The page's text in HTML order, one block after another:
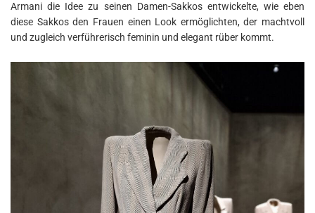
Armani die Idee zu seinen Damen-Sakkos entwickelte, wie eben
diese Sakkos den Frauen einen Look ermöglichten, der machtvoll
und zugleich verführerisch feminin und elegant rüber kommt.